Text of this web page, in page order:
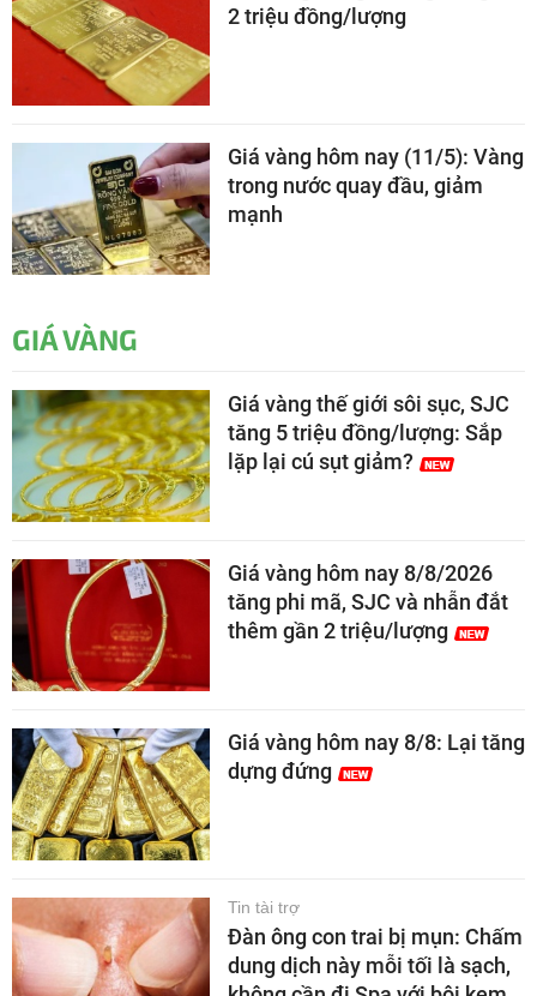
2 triệu đồng/lượng
Giá vàng hôm nay (11/5): Vàng
trong nước quay đầu, giảm
mạnh
GIÁ VÀNG
Giá vàng thế giới sôi sục, SJC
tăng 5 triệu đồng/lượng: Sắp
lặp lại cú sụt giảm?
Giá vàng hôm nay 8/8/2026
tăng phi mã, SJC và nhẫn đắt
thêm gần 2 triệu/lượng
Giá vàng hôm nay 8/8: Lại tăng
dựng đứng
Tin tài trợ
Đàn ông con trai bị mụn: Chấm
dung dịch này mỗi tối là sạch,